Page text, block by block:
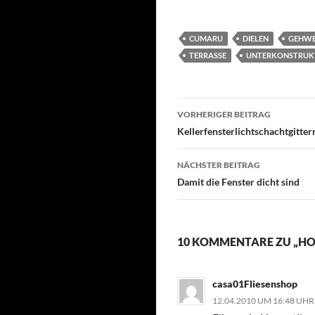
CUMARU DIELEN
TERRASSE
VORHERIGER BEITRAG
NÄCHSTER BEITRAG
Damit die Fenster dicht sind
10 KOMMENTARE ZU
casa01Fliesenshop
12.04.2010 UM 16:48 UHR